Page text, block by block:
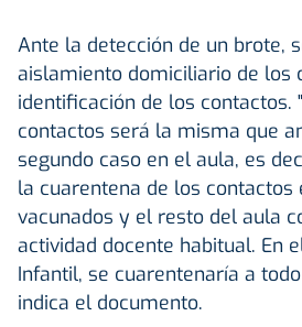
Ante la detección de un brote,
aislamiento domiciliario de los
identificación de los contactos.
contactos será la misma que
segundo caso en el aula, es
la cuarentena de los contactos
vacunados y el resto del aula
actividad docente habitual. En
Infantil, se cuarentenaría a
indica el documento.